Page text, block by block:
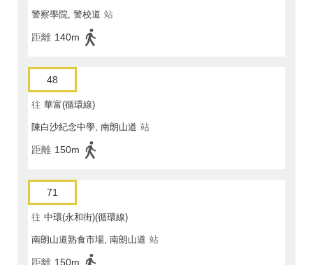
警察學院, 警校道 站
距離 140m
48
往 華富(循環線)
陳白沙紀念中學, 南朗山道 站
距離 150m
71
往 中環(永和街)(循環線)
南朗山道熟食市場, 南朗山道 站
距離 150m